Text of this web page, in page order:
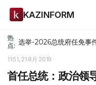
KAZINFORM
热
点: 选举-2026总统府任免事
11:51, 21 8月 2019
首任总统：政治领